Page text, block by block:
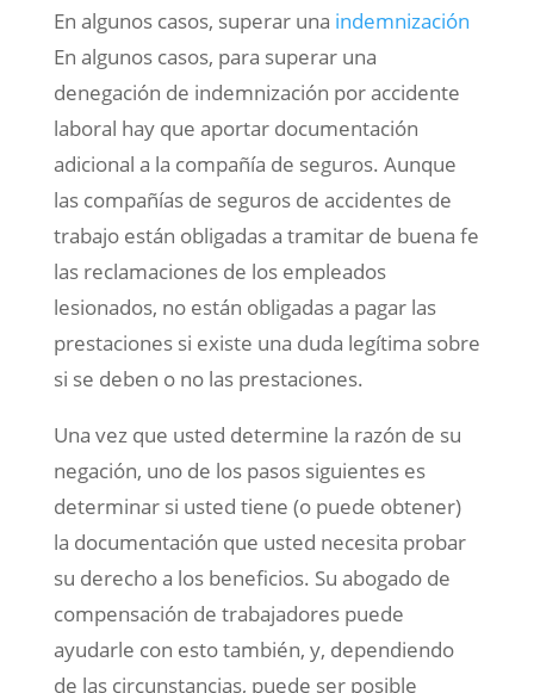
En algunos casos, superar una indemnización
En algunos casos, para superar una
denegación de indemnización por accidente
laboral hay que aportar documentación
adicional a la compañía de seguros. Aunque
las compañías de seguros de accidentes de
trabajo están obligadas a tramitar de buena fe
las reclamaciones de los empleados
lesionados, no están obligadas a pagar las
prestaciones si existe una duda legítima sobre
si se deben o no las prestaciones.
Una vez que usted determine la razón de su
negación, uno de los pasos siguientes es
determinar si usted tiene (o puede obtener)
la documentación que usted necesita probar
su derecho a los beneficios. Su abogado de
compensación de trabajadores puede
ayudarle con esto también, y, dependiendo
de las circunstancias, puede ser posible